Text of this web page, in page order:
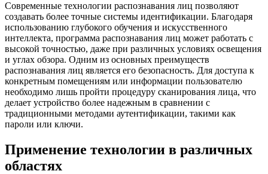
Современные технологии распознавания лиц позволяют
создавать более точные системы идентификации. Благодаря
использованию глубокого обучения и искусственного
интеллекта, программа распознавания лиц может работать с
высокой точностью, даже при различных условиях освещения
и углах обзора. Одним из основных преимуществ
распознавания лиц является его безопасность. Для доступа к
конкретным помещениям или информации пользователю
необходимо лишь пройти процедуру сканирования лица, что
делает устройство более надежным в сравнении с
традиционными методами аутентификации, такими как
пароли или ключи.
Применение технологии в различных
областях